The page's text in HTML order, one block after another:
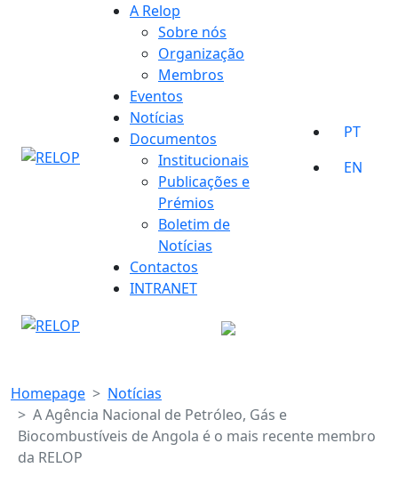
A Relop
Sobre nós
Organização
Membros
Eventos
Notícias
Documentos
Institucionais
Publicações e
Prémios
Boletim de
Notícias
Contactos
INTRANET
PT
EN
Homepage
Notícias
A Agência Nacional de Petróleo, Gás e
Biocombustíveis de Angola é o mais recente membro
da RELOP